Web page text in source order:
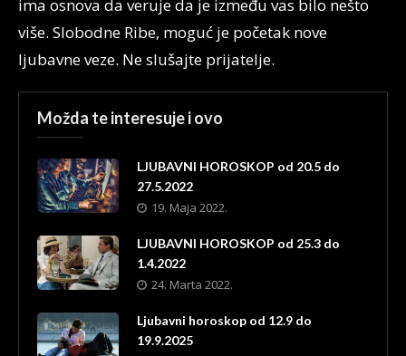
ima osnova da veruje da je između vas bilo nešto
više. Slobodne Ribe, moguć je početak nove
ljubavne veze. Ne slušajte prijatelje.
Možda te interesuje i ovo
LJUBAVNI HOROSKOP od 20.5 do
27.5.2022
19. Maja 2022.
LJUBAVNI HOROSKOP od 25.3 do
1.4.2022
24. Marta 2022.
Ljubavni horoskop od 12.9 do
19.9.2025